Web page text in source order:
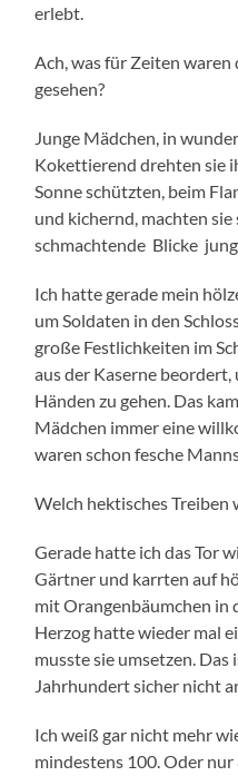
erlebt.
Ach, was für Zeiten
gesehen?
Junge Mädchen, in
Kokettierend drehten sie
Sonne schützten, beim
und kichernd, machten sie
schmachtende Blicke
Ich hatte gerade mein
um Soldaten in den
große Festlichkeiten im
aus der Kaserne
Händen zu gehen. Das
Mädchen immer eine
waren schon fesche
Welch hektisches Treiben
Gerade hatte ich das Tor
Gärtner und karrten auf
mit Orangenbäumchen in
Herzog hatte wieder mal
musste sie umsetzen. Das
Jahrhundert sicher nicht
Ich weiß gar nicht mehr
mindestens 100. Oder